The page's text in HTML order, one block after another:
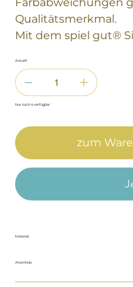
Qualitätsmerkmal.
Mit dem spiel gut®
Anzahl
Nur noch 4 verfügbar
zum
Material
Ahornholz